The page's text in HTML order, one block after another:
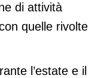
di attività
quelle rivolte
l’estate e il